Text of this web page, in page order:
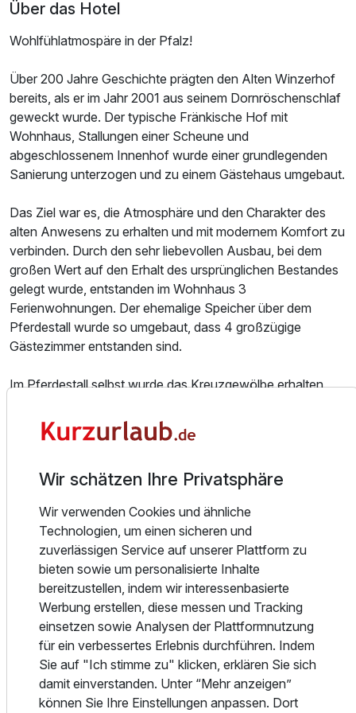
Juniorsuite/n
2 Erwachsene und 1 Kind
Ausstattung
Für 3 Tage p.P. ab199,00 €
Twinbettzimmer
2 Erwachsene
Ausstattung
p.P. ab 209,00 €
Über das Hotel
Wohlfühlatmospäre in der Pfalz!
Über 200 Jahre Geschichte prägten den Alten Winzerhof
bereits, als er im Jahr 2001 aus seinem Dornröschenschlaf
geweckt wurde. Der typische Fränkische Hof mit
Wohnhaus, Stallungen einer Scheune und
abgeschlossenem Innenhof wurde einer grundlegenden
Sanierung unterzogen und zu einem Gästehaus umgebaut.
Das Ziel war es, die Atmosphäre und den Charakter des
alten Anwesens zu erhalten und mit modernem Komfort zu
verbinden. Durch den sehr liebevollen Ausbau, bei dem
großen Wert auf den Erhalt des ursprünglichen Bestandes
gelegt wurde, entstanden im Wohnhaus 3
Ferienwohnungen. Der ehemalige Speicher über dem
Pferdestall wurde so umgebaut, dass 4 großzügige
Gästezimmer entstanden sind.
Im Pferdestall selbst wurde das Kreuzgewölbe erhalten
das Frühstücksbuffet statt und es eignet sich hervorragend
für Feiern bis 30 Personen. Wir lieben es, unsere Gäste mit
legen wir großen Wert auf die Qualität und Herkunft der
Buffet – hier sollten keine Wünsche offen bleiben! Wir
stellen uns gerne auch auf Allergiker und Diabetiker ein.
Bitte sagen Sie uns rechtzeitig Bescheid, damit wir beim
Einkauf Ihre Diät oder Unverträglichkeiten berücksichtigen
können. Frühstückszeiten sind Mo - Fr 08.30 - 10 Uhr und
Sa - So bis 10.30 Uhr.
Der alte Faßkeller wurde beibehalten, in urigem Ambiente
werden hier die verschiedensten Veranstaltungen
durchgeführt.
Wir schätzen Ihre Privatsphäre
Wir verwenden Cookies und ähnliche
Technologien, um einen sicheren und
zuverlässigen Service auf unserer Plattform zu
bieten sowie um personalisierte Inhalte
bereitzustellen, indem wir interessenbasierte
Werbung erstellen, diese messen und Tracking
einsetzen sowie Analysen der Plattformnutzung
für ein verbessertes Erlebnis durchführen. Indem
Sie auf "Ich stimme zu" klicken, erklären Sie sich
damit einverstanden. Unter “Mehr anzeigen”
können Sie Ihre Einstellungen anpassen. Dort